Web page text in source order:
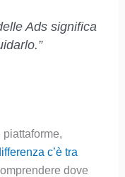
Ads significa
c’è tra
dove